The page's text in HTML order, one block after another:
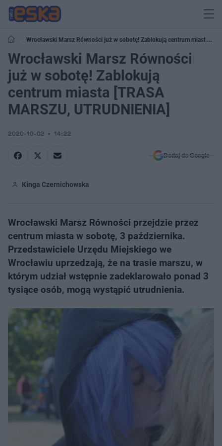
Wrocławski Marsz Równości już w sobotę! Zablokują centrum miasta
[TRASA MARSZU, UTRUDNIENIA]
Wrocławski Marsz Równości
już w sobotę! Zablokują
centrum miasta [TRASA
MARSZU, UTRUDNIENIA]
2020-10-02 14:22
Dodaj do Google
Kinga Czernichowska
Wrocławski Marsz Równości przejdzie przez
centrum miasta w sobotę, 3 października.
Przedstawiciele Urzędu Miejskiego we
Wrocławiu uprzedzają, że na trasie marszu, w
którym udział wstępnie zadeklarowało ponad 3
tysiące osób, mogą wystąpić utrudnienia.